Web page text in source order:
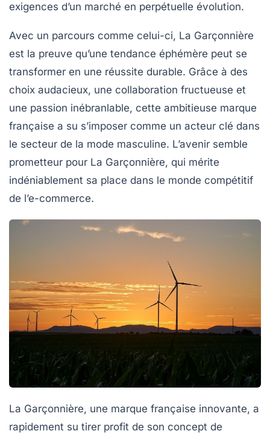
exigences d’un marché en perpétuelle évolution.
Avec un parcours comme celui-ci, La Garçonnière
est la preuve qu’une tendance éphémère peut se
transformer en une réussite durable. Grâce à des
choix audacieux, une collaboration fructueuse et
une passion inébranlable, cette ambitieuse marque
française a su s’imposer comme un acteur clé dans
le secteur de la mode masculine. L’avenir semble
prometteur pour La Garçonnière, qui mérite
indéniablement sa place dans le monde compétitif
de l’e-commerce.
La Garçonnière, une marque française innovante, a
rapidement su tirer profit de son concept de